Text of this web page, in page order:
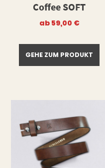
Coffee SOFT
ab 59,00 €
GEHE ZUM PRODUKT